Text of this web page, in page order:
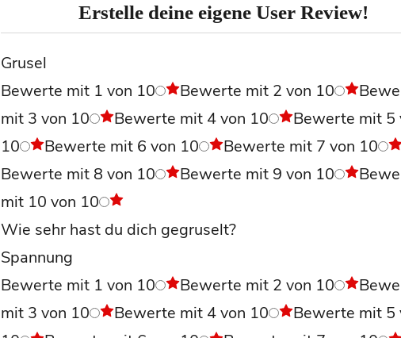
Erstelle deine eigene User Review!
Grusel
Bewerte mit 1 von 10
Bewerte mit 2 von 10
mit 3 von 10
Bewerte mit 4 von 10
Bewerte mit 5
10
Bewerte mit 6 von 10
Bewerte mit 7 von 10
Bewerte mit 8 von 10
Bewerte mit 9 von 10
mit 10 von 10
Wie sehr hast du dich gegruselt?
Spannung
Bewerte mit 1 von 10
Bewerte mit 2 von 10
mit 3 von 10
Bewerte mit 4 von 10
Bewerte mit 5